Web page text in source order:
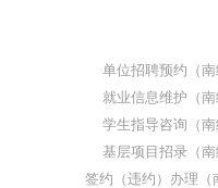
单位招聘预约（
就业信息维护（
学生指导咨询（
基层项目招录（
签约（违约）办理（